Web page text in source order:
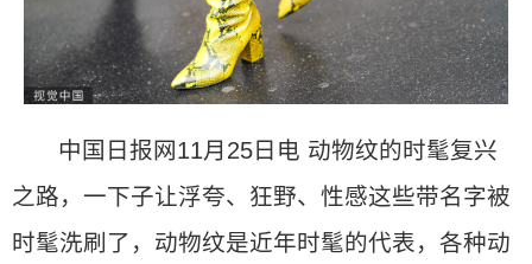
中国日报网11月25日电 动物纹的时髦复兴
之路，一下子让浮夸、狂野、性感这些带名字被
时髦洗刷了，动物纹是近年时髦的代表，各种动